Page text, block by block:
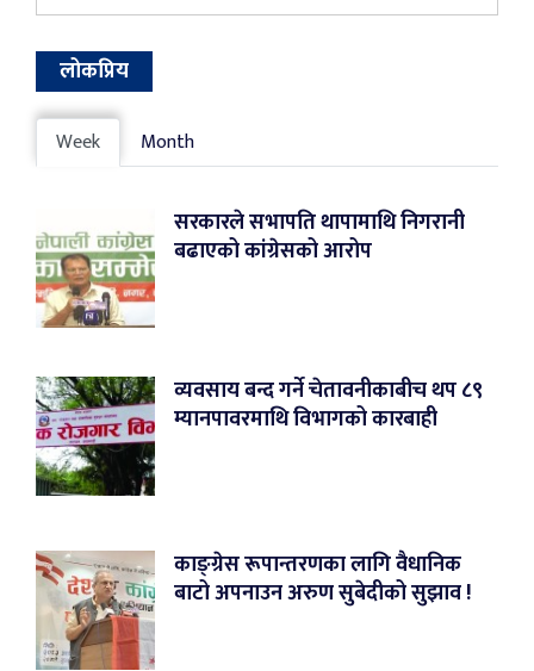
लोकप्रिय
Week Month
सरकारले सभापति थापामाथि निगरानी
बढाएको कांग्रेसको आरोप
व्यवसाय बन्द गर्ने चेतावनीकाबीच थप ८९
म्यानपावरमाथि विभागको कारबाही
काङ्ग्रेस रूपान्तरणका लागि वैधानिक
बाटो अपनाउन अरुण सुबेदीको सुझाव !